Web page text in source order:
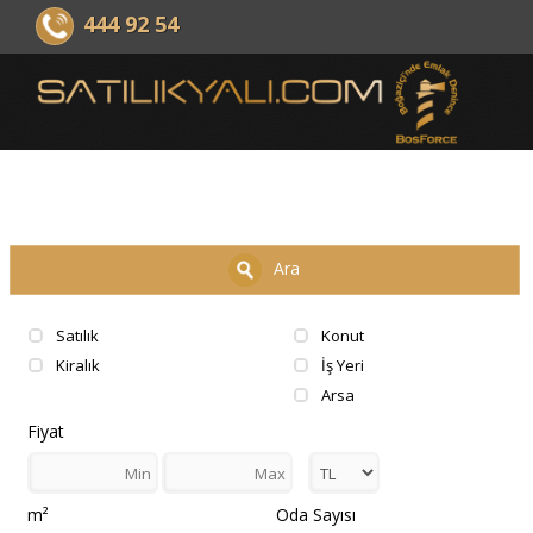
BOSFORCE EMLAK
444 92 54
Ara
Satılık
Kiralık
Konut
İş Yeri
Arsa
Fiyat
m² Oda Sayısı